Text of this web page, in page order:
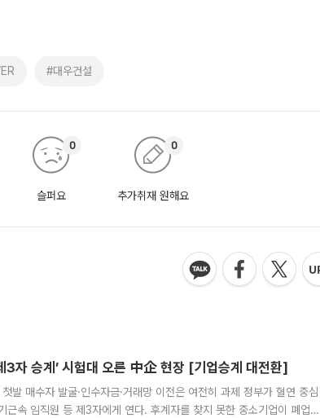
#대우건설
슬퍼요
0
추가취재 원해요
0
자 승계’ 시험대 오른 中企 현장 [기업승계 대전환]
발 매수자 발굴·인수자금·거래망 이전은 여전히 과제 정부가 혈연 중심
근속 임직원 등 제3자에게 연다. 후계자를 찾지 못한 중소기업이 폐업